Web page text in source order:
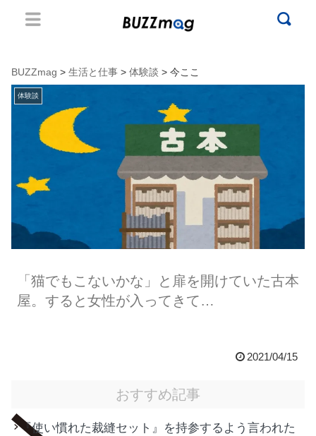
BUZZmag > 生活と仕事 > 体験談 > 今ここ
体験談
「猫でもこないかな」と扉を開けていた古本
屋。すると女性が入ってきて…
2021/04/15
おすすめ記事
『使い慣れた裁縫セット』を持参するよう言われた